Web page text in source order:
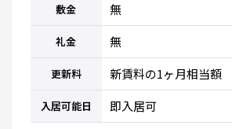
敷金 無
礼金 無
更新料 新賃料の1ヶ月相当額
入居可能日 即入居可